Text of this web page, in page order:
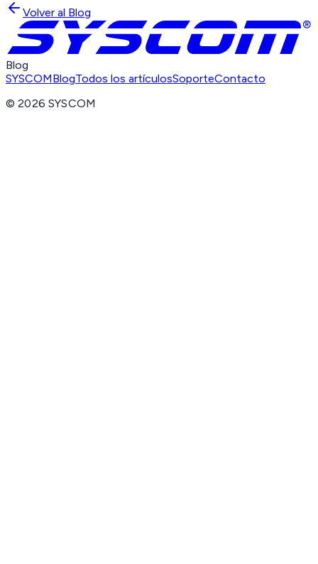
Volver al Blog
Blog
SYSCOMBlogTodos los artículosSoporteContacto
©2026 SYSCOM